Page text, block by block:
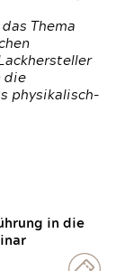
Thema
die
physikalisch-
in die